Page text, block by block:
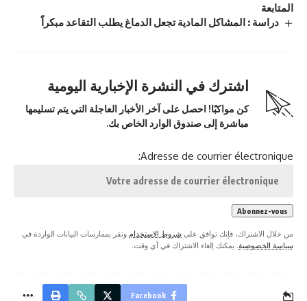
المتابعة
دراسة : المشاكل المادية تجعل الدماغ يطلب التقاعد مبكراً
اشترك في النشرة الإخبارية اليومية
كن مواكبًا! احصل على آخر الأخبار العاجلة التي يتم تسليمها
مباشرة إلى صندوق الوارد الخاص بك.
Adresse de courrier électronique:
من خلال الاشتراك، فإنك توافق على شروط الاستخدام وتقر بممارسات البيانات الواردة في
سياسة الخصوصية . يمكنك إلغاء الاشتراك في أي وقت.
Facebook